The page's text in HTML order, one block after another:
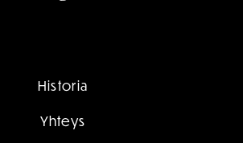
Historia
Yhteys